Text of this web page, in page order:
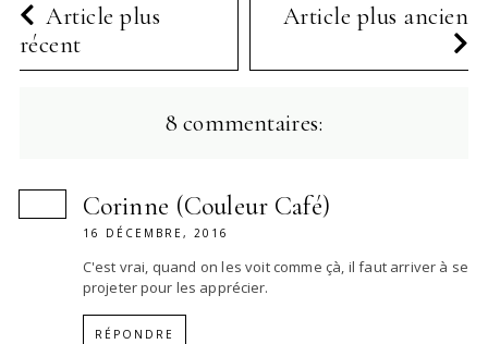
Article plus
récent
Article plus ancien
8 commentaires:
Corinne (Couleur Café)
16 DÉCEMBRE, 2016
C'est vrai, quand on les voit comme çà, il faut arriver à se
projeter pour les apprécier.
RÉPONDRE